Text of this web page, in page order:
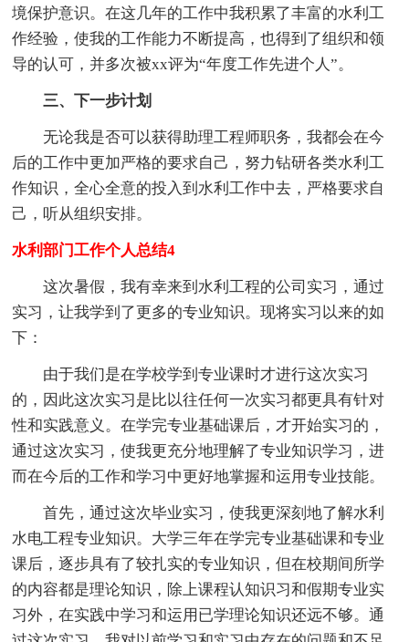
境保护意识。在这几年的工作中我积累了丰富的水利工
作经验，使我的工作能力不断提高，也得到了组织和领
导的认可，并多次被xx评为“年度工作先进个人”。
三、下一步计划
无论我是否可以获得助理工程师职务，我都会在今
后的工作中更加严格的要求自己，努力钻研各类水利工
作知识，全心全意的投入到水利工作中去，严格要求自
己，听从组织安排。
水利部门工作个人总结4
这次暑假，我有幸来到水利工程的公司实习，通过
实习，让我学到了更多的专业知识。现将实习以来的如
下：
由于我们是在学校学到专业课时才进行这次实习
的，因此这次实习是比以往任何一次实习都更具有针对
性和实践意义。在学完专业基础课后，才开始实习的，
通过这次实习，使我更充分地理解了专业知识学习，进
而在今后的工作和学习中更好地掌握和运用专业技能。
首先，通过这次毕业实习，使我更深刻地了解水利
水电工程专业知识。大学三年在学完专业基础课和专业
课后，逐步具有了较扎实的专业知识，但在校期间所学
的内容都是理论知识，除上课程认知识习和假期专业实
习外，在实践中学习和运用已学理论知识还远不够。通